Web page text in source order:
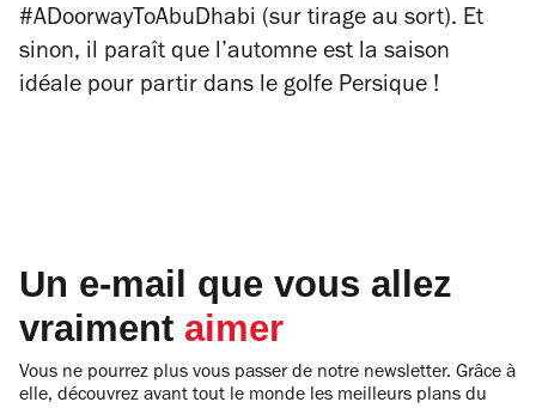
#ADoorwayToAbuDhabi (sur tirage au sort). Et
sinon, il paraît que l’automne est la saison
idéale pour partir dans le golfe Persique !
Un e-mail que vous allez
vraiment aimer
Vous ne pourrez plus vous passer de notre newsletter. Grâce à
elle, découvrez avant tout le monde les meilleurs plans du